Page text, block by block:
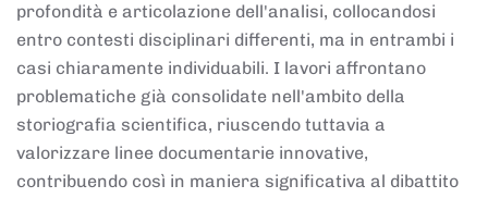
profondità e articolazione dell'analisi, collocandosi
entro contesti disciplinari differenti, ma in entrambi i
casi chiaramente individuabili. I lavori affrontano
problematiche già consolidate nell'ambito della
storiografia scientifica, riuscendo tuttavia a
valorizzare linee documentarie innovative,
contribuendo così in maniera significativa al dibattito